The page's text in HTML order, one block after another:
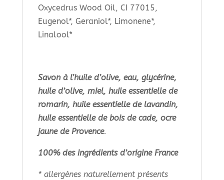
Oxycedrus Wood Oil, CI 77015,
Eugenol*, Geraniol*, Limonene*,
Linalool*
Savon à l’huile d’olive, eau, glycérine,
huile d’olive, miel, huile essentielle de
romarin, huile essentielle de lavandin,
huile essentielle de bois de cade, ocre
jaune de Provence.
100% des ingrédients d’origine France
* allergènes naturellement présents